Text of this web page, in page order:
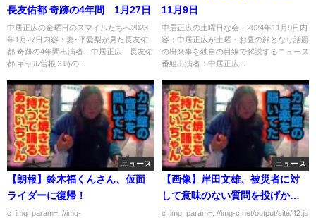
長友佑都 奇跡の4年間 1月27日
中居正広の金曜日のスマイルたちへ2023
年1月27日内容：妻･平愛梨が見た長友佑
都 奇跡の4年間出演者：中居正広 長友佑
都 ギャル曽根３時の...
11月9日
中居正広の土曜日な会 2024年11月9日内
容：中居正広が土曜・お昼の顔となり話題
の出来事を独自の目線で解説するニュース
番組出演者：中居正広...
ニュース
【朗報】鈴木福くんさん、仮面
ライダーに復帰！
c_img_param=; //img-
ニュース
【画像】岸田文雄、被災者に対
して意味のない質問を投げかけ
てしまう
c_img_param=; //img-c.net/output/site/42.js